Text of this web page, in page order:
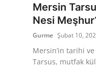
Mutfak Püf Noktaları &
Mekan & Lezzet
Temel Gıda ve Ürün
Mersin
Nesi
Gurme Şubat 10,
Mersin’in tarihi
Tarsus, mutfak